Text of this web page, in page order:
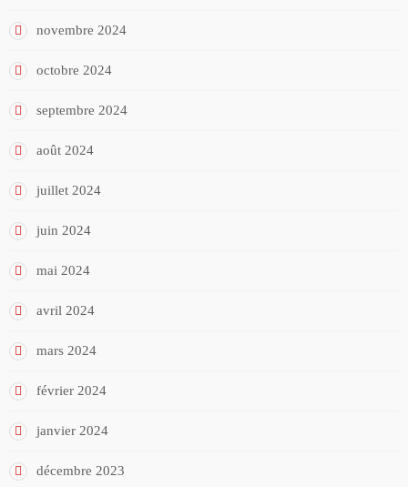
novembre 2024
octobre 2024
septembre 2024
août 2024
juillet 2024
juin 2024
mai 2024
avril 2024
mars 2024
février 2024
janvier 2024
décembre 2023